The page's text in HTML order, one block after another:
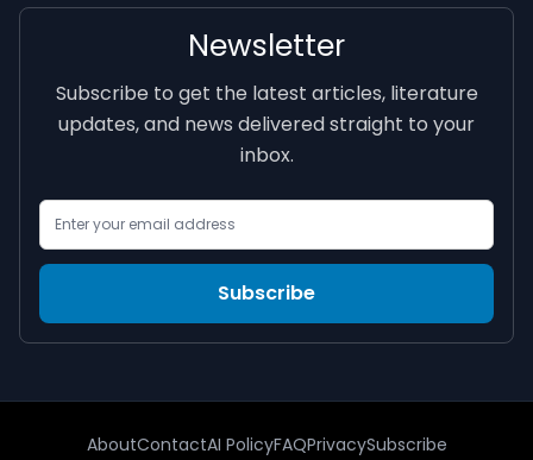
Newsletter
Subscribe to get the latest articles, literature
updates, and news delivered straight to your
inbox.
Subscribe
AboutContactAI PolicyFAQPrivacySubscribe